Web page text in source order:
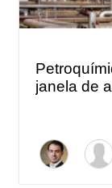
janela de